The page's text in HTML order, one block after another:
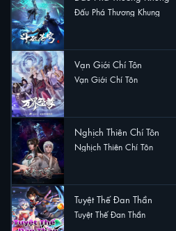
Đấu Phá Thương Khung
Vạn Giới Chí Tôn
Vạn Giới Chí Tôn
Nghịch Thiên Chí Tôn
Nghịch Thiên Chí Tôn
Tuyệt Thế Đan Thần
Tuyệt Thế Đan Thần